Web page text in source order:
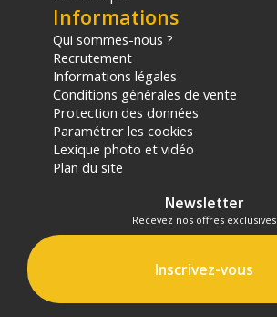
Informations
Qui sommes-nous ?
Recrutement
Informations légales
Conditions générales de vente
Protection des données
Paramétrer les cookies
Lexique photo et vidéo
Plan du site
Newsletter
Recevez nos offres exclusives
Inscrivez-vous